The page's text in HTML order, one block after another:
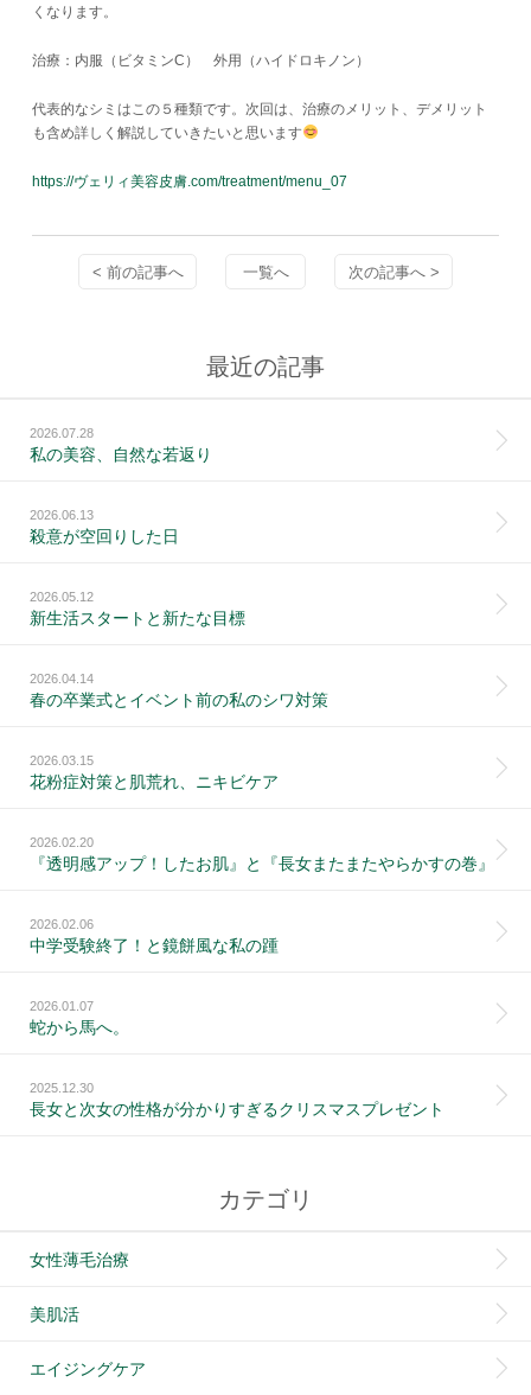
くなります。
治療：内服（ビタミンC） 外用（ハイドロキノン）
代表的なシミはこの５種類です。次回は、治療のメリット、デメリット
も含め詳しく解説していきたいと思います
https://ヴェリィ美容皮膚.com/treatment/menu_07
< 前の記事へ 一覧へ 次の記事へ >
最近の記事
2026.07.28
私の美容、自然な若返り
2026.06.13
殺意が空回りした日
2026.05.12
新生活スタートと新たな目標
2026.04.14
春の卒業式とイベント前の私のシワ対策
2026.03.15
花粉症対策と肌荒れ、ニキビケア
2026.02.20
『透明感アップ！したお肌』と『長女またまたやらかすの巻』
2026.02.06
中学受験終了！と鏡餅風な私の踵
2026.01.07
蛇から馬へ。
2025.12.30
長女と次女の性格が分かりすぎるクリスマスプレゼント
カテゴリ
女性薄毛治療
美肌活
エイジングケア